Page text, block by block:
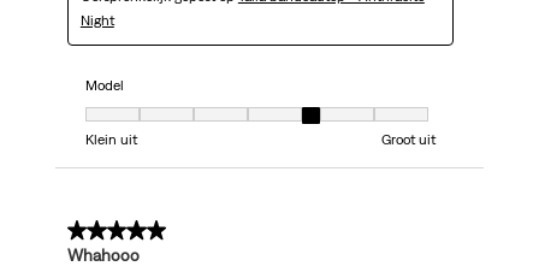
Night
Model
Model, 5 van 7, waarbij 1 gelijk is aan Klein uit en 7 gelijk is aan Groot uit
Klein uit
Groot uit
5 van 5 sterren.
Whahooo